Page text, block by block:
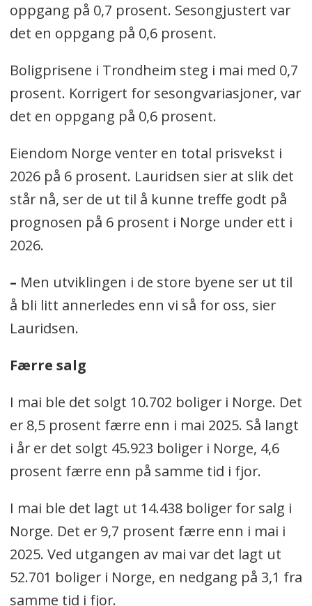
oppgang på 0,7 prosent. Sesongjustert var
det en oppgang på 0,6 prosent.
Boligprisene i Trondheim steg i mai med 0,7
prosent. Korrigert for sesongvariasjoner, var
det en oppgang på 0,6 prosent.
Eiendom Norge venter en total prisvekst i
2026 på 6 prosent. Lauridsen sier at slik det
står nå, ser de ut til å kunne treffe godt på
prognosen på 6 prosent i Norge under ett i
2026.
– Men utviklingen i de store byene ser ut til
å bli litt annerledes enn vi så for oss, sier
Lauridsen.
Færre salg
I mai ble det solgt 10.702 boliger i Norge. Det
er 8,5 prosent færre enn i mai 2025. Så langt
i år er det solgt 45.923 boliger i Norge, 4,6
prosent færre enn på samme tid i fjor.
I mai ble det lagt ut 14.438 boliger for salg i
Norge. Det er 9,7 prosent færre enn i mai i
2025. Ved utgangen av mai var det lagt ut
52.701 boliger i Norge, en nedgang på 3,1 fra
samme tid i fjor.